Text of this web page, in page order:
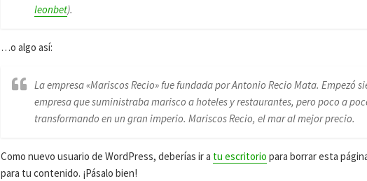
leonbet).
…o algo así:
La empresa «Mariscos Recio» fue fundada por Antonio Recio Mata. Empezó
empresa que suministraba marisco a hoteles y restaurantes, pero poco a
transformando en un gran imperio. Mariscos Recio, el mar al mejor precio.
Como nuevo usuario de WordPress, deberías ir a tu escritorio para borrar esta
para tu contenido. ¡Pásalo bien!